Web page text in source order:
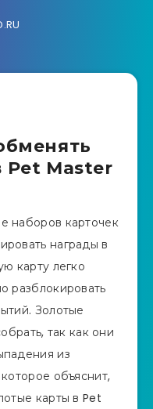
Pet Master
наборов карточек
награды в
карту легко
разблокировать
Золотые
так как они
из
объяснит,
карты в Pet